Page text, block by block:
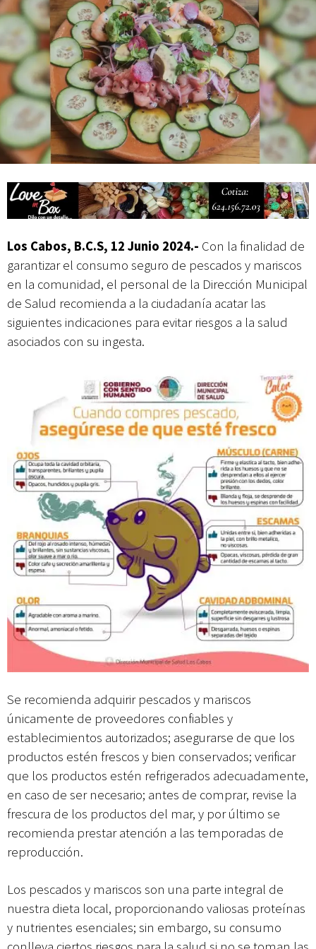
actividades de acceso libre
Los Cabos, B.C.S, 12 Junio 2024.- Con la finalidad de
garantizar el consumo seguro de pescados y mariscos
en la comunidad, el personal de la Dirección Municipal
de Salud recomienda a la ciudadanía acatar las
siguientes indicaciones para evitar riesgos a la salud
asociados con su ingesta.
Se recomienda adquirir pescados y mariscos
únicamente de proveedores confiables y
establecimientos autorizados; asegurarse de que los
productos estén frescos y bien conservados; verificar
que los productos estén refrigerados adecuadamente,
en caso de ser necesario; antes de comprar, revise la
frescura de los productos del mar, y por último se
recomienda prestar atención a las temporadas de
reproducción.
Los pescados y mariscos son una parte integral de
nuestra dieta local, proporcionando valiosas proteínas
y nutrientes esenciales; sin embargo, su consumo